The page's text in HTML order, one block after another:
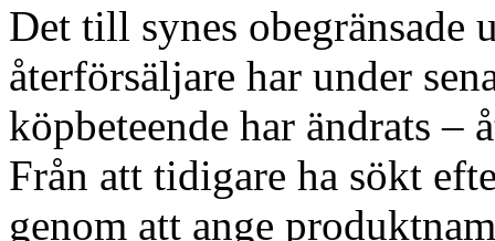
Det till synes obegränsade
återförsäljare har under
köpbeteende har ändrats –
Från att tidigare ha sökt
genom att ange